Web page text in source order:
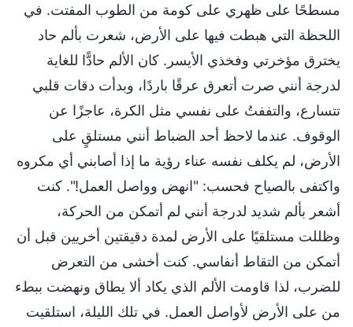
مسطحًا على ظهري على كومة من الطوب المفتت. في
اللحظة التي هبطت فيها على الأرض، شعرت بألم حاد
يخترق مؤخرتي وفخذي الأيسر. كان الألم حادًّا للغاية
لدرجة أنني صرت أتعرق عرقًا باردًا، وبدأت دقات قلبي
تتسارع، والتففتُ على نفسي مثل الكرة، عاجزًا عن
الوقوف. عندما لاحظ أحد الضباط أنني مستلقٍ على
الأرض، لم يكلف نفسه عناء رؤية ما إذا أصابني أي مكروه
واكتفى بالصياح فحسب: "انهض وواصل العمل!". كنت
أشعر بألم شديد لدرجة أنني لم أتمكن من الحركة،
وظللت مستلقيًا على الأرض لمدة دقيقتين أخريين قبل أن
أتمكن من التقاط أنفاسي. كنت أخشى من التعرض
للضرب، لذا قاومت الألم الذي يكاد ألا يطاق ونهضت ببطء
من على الأرض لأواصل العمل. في تلك الليلة، استلقيت